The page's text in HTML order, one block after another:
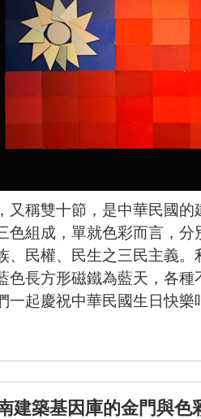
又稱雙十節，是中華民國的
色組成，單就色彩而言，
、民權、民生之三民主義。
色長方形磁鐵為藍天，各種
一起慶祝中華民國生日快樂
建築基因庫的金門與色